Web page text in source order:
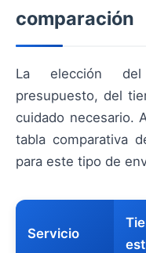
comparación
La elección
presupuesto, del
cuidado necesario.
tabla comparativa
para este tipo de
Servicio